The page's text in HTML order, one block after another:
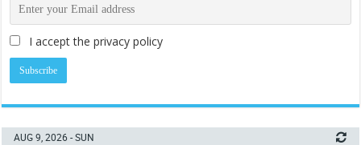
I accept the privacy policy
AUG 9, 2026 - SUN